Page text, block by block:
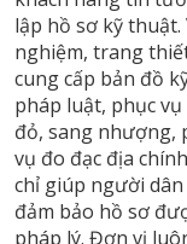
lập hồ sơ kỹ
nghiệm, trang
cung cấp bản đồ
pháp luật, phục
đỏ, sang nhượng,
vụ đo đạc địa
chỉ giúp người
đảm bảo hồ sơ
pháp lý. Đơn vị